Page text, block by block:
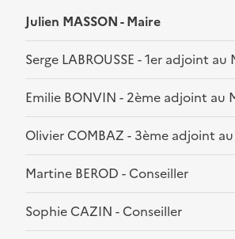
Julien MASSON - Maire
Serge LABROUSSE - 1er adjoint au
Emilie BONVIN - 2ème adjoint au
Olivier COMBAZ - 3ème adjoint
Martine BEROD - Conseiller
Sophie CAZIN - Conseiller